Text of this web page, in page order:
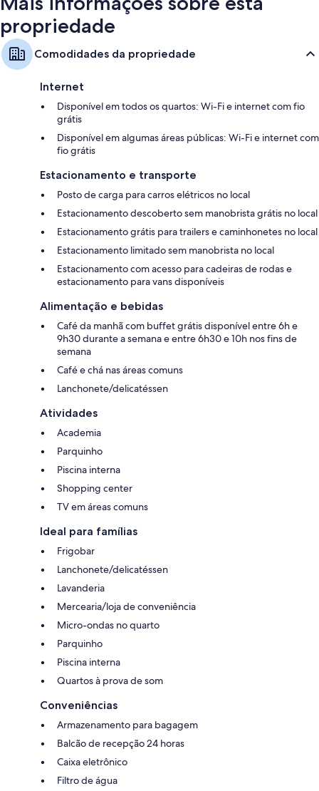
propriedade
Comodidades da propriedade
Internet
Disponível em todos os quartos: Wi-Fi e internet com fio
grátis
Disponível em algumas áreas públicas: Wi-Fi e internet com
fio grátis
Estacionamento e transporte
Posto de carga para carros elétricos no local
Estacionamento descoberto sem manobrista grátis no local
Estacionamento grátis para trailers e caminhonetes no local
Estacionamento limitado sem manobrista no local
Estacionamento com acesso para cadeiras de rodas e
estacionamento para vans disponíveis
Alimentação e bebidas
Café da manhã com buffet grátis disponível entre 6h e
9h30 durante a semana e entre 6h30 e 10h nos fins de
semana
Café e chá nas áreas comuns
Lanchonete/delicatéssen
Atividades
Academia
Parquinho
Piscina interna
Shopping center
TV em áreas comuns
Ideal para famílias
Frigobar
Lanchonete/delicatéssen
Lavanderia
Mercearia/loja de conveniência
Micro-ondas no quarto
Parquinho
Piscina interna
Quartos à prova de som
Conveniências
Armazenamento para bagagem
Balcão de recepção 24 horas
Caixa eletrônico
Filtro de água